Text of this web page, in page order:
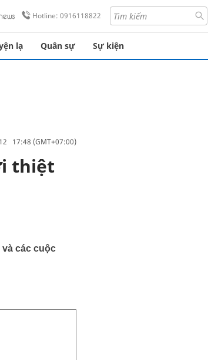
Hotline: 0916118822
lạ Quân sự Sự kiện
17:48 (GMT+07:00)
thiệt
và các cuộc